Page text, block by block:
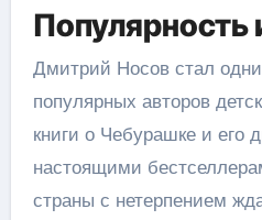
Популярность
Дмитрий Носов стал
популярных авторов
книги о Чебурашке и его
настоящими
страны с нетерпением